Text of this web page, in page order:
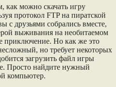
как можно скачать игру
протокол FTP на пиратской
с друзьями собрались вместе,
выживания на необитаемом
приключение. Но как же это
но требует некоторых
загрузить файл игры
Просто найдите нужный
компьютер.